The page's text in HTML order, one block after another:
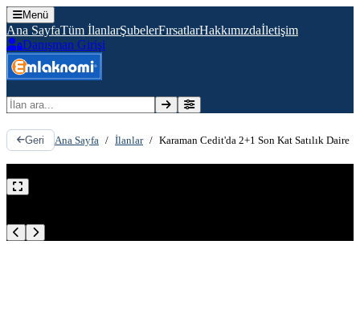
Menü
Ana SayfaTüm İlanlarŞubelerFırsatlarHakkımızdaİletişim
Danışman Girişi
İlan ara
Geri Ana Sayfa / İlanlar / Karaman Cedit'da 2+1 Son Kat Satılık Daire